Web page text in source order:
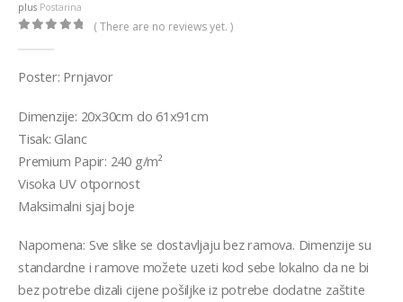
€36,00
plus Postarina
( There are no reviews yet. )
Poster: Prnjavor
Dimenzije: 20x30cm do 61x91cm
Tisak: Glanc
Premium Papir: 240 g/m²
Visoka UV otpornost
Maksimalni sjaj boje
Napomena: Sve slike se dostavljaju bez ramova. Dimenzije su
standardne i ramove možete uzeti kod sebe lokalno da ne bi
bez potrebe dizali cijene pošiljke iz potrebe dodatne zaštite